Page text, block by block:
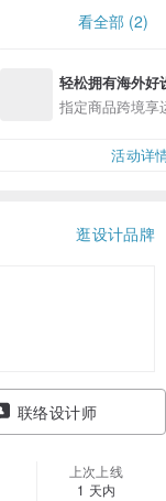
看全部 (2)
轻松拥有海外好
指定商品跨境享
活动详
逛设计品牌
联络设计师
上次上线
1 天内